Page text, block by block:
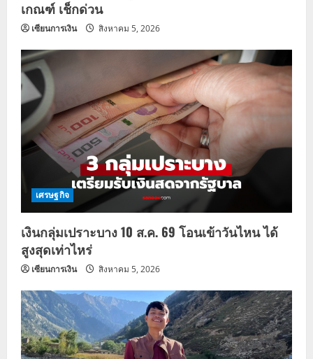
เกณฑ์ เช็กด่วน
เซียนการเงิน สิงหาคม 5, 2026
เศรษฐกิจ
เงินกลุ่มเปราะบาง 10 ส.ค. 69 โอนเข้าวันไหน ได้
สูงสุดเท่าไหร่
เซียนการเงิน สิงหาคม 5, 2026